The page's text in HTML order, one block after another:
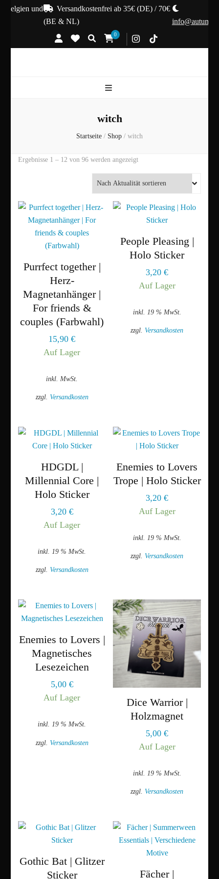
und
Versandkostenfrei ab 35€ (DE) / 70€
(BE & NL)
0
witch
Startseite / Shop / witch
Ergebnisse 1 – 12 von 96 werden angezeigtNach
sortiert
Purrfect together |
Herz-
Magnetanhänger |
For friends &
couples (Farbwahl)
15,90€
Auf Lager
inkl. MwSt.
zzgl. Versandkosten
weist
mehrere
Varianten
auf.
Die
können
auf
Produktseite
gewählt
People Pleasing |
Holo Sticker
3,20€
Auf Lager
inkl. 19 % MwSt.
zzgl. Versandkosten
HDGDL |
Millennial Core |
Holo Sticker
3,20 €
Auf Lager
inkl. 19 % MwSt.
zzgl. Versandkosten
Enemies to Lovers
Trope | Holo Sticker
3,20€
Auf Lager
inkl. 19 % MwSt.
zzgl. Versandkosten
Enemies to Lovers |
Magnetisches
Lesezeichen
5,00 €
Auf Lager
inkl. 19 % MwSt.
zzgl. Versandkosten
Dice Warrior |
Holzmagnet
5,00€
Auf Lager
inkl. 19 % MwSt.
zzgl. Versandkosten
Gothic Bat | Glitzer
Sticker
Fächer |